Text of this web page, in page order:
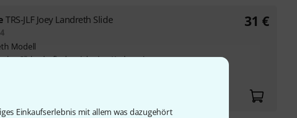
Einkaufserlebnis mit allem was dazugehört
TRS-JLF Joey Landreth Slide
Modell
des Slides befindet sich eine Kerbe mit
31 €